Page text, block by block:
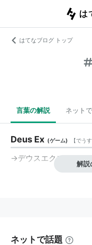
はてなブログ トップ
言葉の解説 ネット
Deus Ex (ゲーム) 【でう
→デウスエクス
解説
ネットで話題